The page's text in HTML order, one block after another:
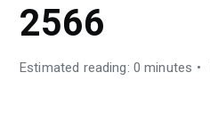
2566
Estimated reading: 0 minutes